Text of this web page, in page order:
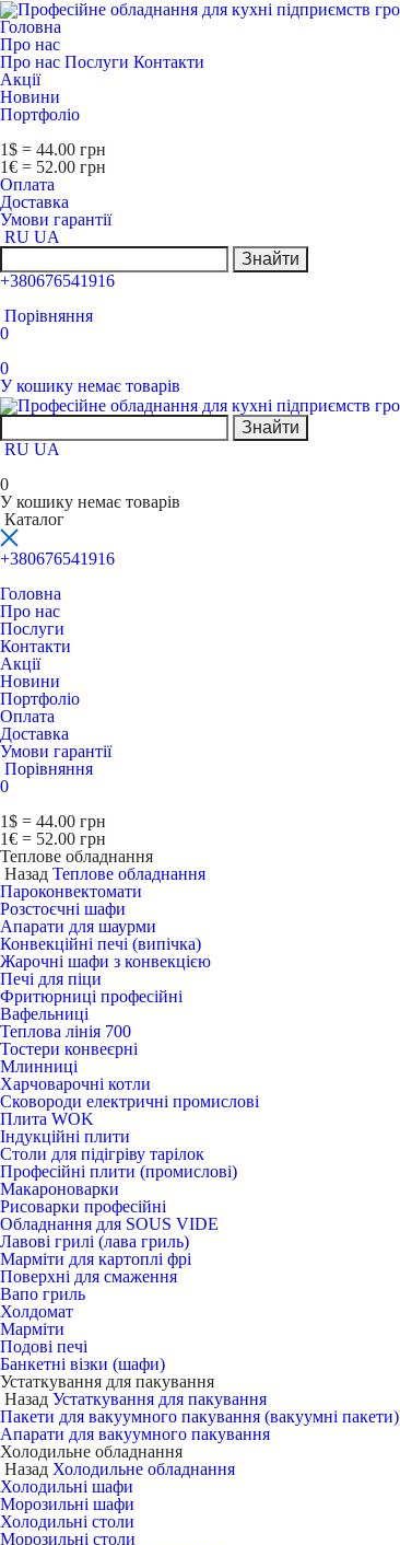
Головна
Про нас
Про нас Послуги Контакти
Акції
Новини
Портфоліо
1$ = 44.00 грн
1€ = 52.00 грн
Оплата
Доставка
Умови гарантії
RU UA
Знайти
+380676541916
Порівняння
0
0
У кошику немає товарів
Знайти
RU UA
0
У кошику немає товарів
Каталог
+380676541916
Головна
Про нас
Послуги
Контакти
Акції
Новини
Портфоліо
Оплата
Доставка
Умови гарантії
Порівняння
0
1$ = 44.00 грн
1€ = 52.00 грн
Теплове обладнання
Назад Теплове обладнання
Пароконвектомати
Розстоєчні шафи
Апарати для шаурми
Конвекційні печі (випічка)
Жарочні шафи з конвекцією
Печі для піци
Фритюрниці професійні
Вафельниці
Теплова лінія 700
Тостери конвеєрні
Млинниці
Харчоварочні котли
Сковороди електричні промислові
Плита WOK
Індукційні плити
Столи для підігріву тарілок
Професійні плити (промислові)
Макароноварки
Рисоварки професійні
Обладнання для SOUS VIDE
Лавові грилі (лава гриль)
Марміти для картоплі фрі
Поверхні для смаження
Вапо гриль
Холдомат
Марміти
Подові печі
Банкетні візки (шафи)
Устаткування для пакування
Назад Устаткування для пакування
Пакети для вакуумного пакування (вакуумні пакети)
Апарати для вакуумного пакування
Холодильне обладнання
Назад Холодильне обладнання
Холодильні шафи
Морозильні шафи
Холодильні столи
Морозильні столи